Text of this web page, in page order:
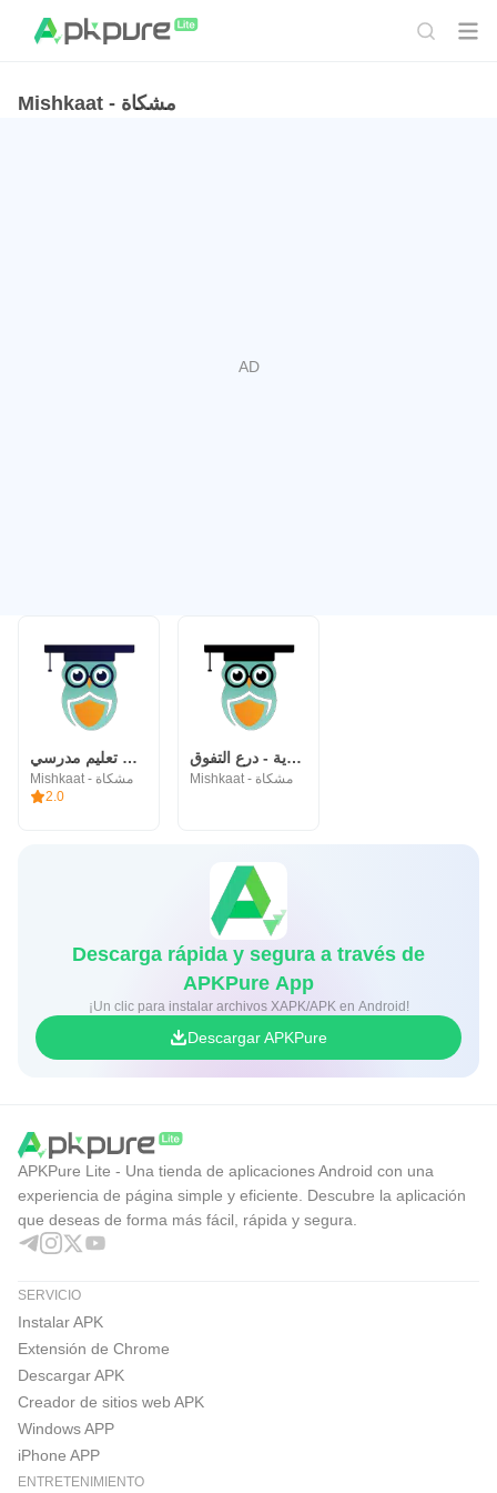
Mishkaat - مشكاة
درع التفوق - تطبيق تعليم مدرسي
Mishkaat - مشكاة
2.0
قدرات السعودية - درع التفوق
Mishkaat - مشكاة
Descarga rápida y segura a través de
APKPure App
¡Un clic para instalar archivos XAPK/APK en Android!
Descargar APKPure
APKPure Lite - Una tienda de aplicaciones Android con una
experiencia de página simple y eficiente. Descubre la aplicación
que deseas de forma más fácil, rápida y segura.
SERVICIO
Instalar APK
Extensión de Chrome
Descargar APK
Creador de sitios web APK
Windows APP
iPhone APP
ENTRETENIMIENTO